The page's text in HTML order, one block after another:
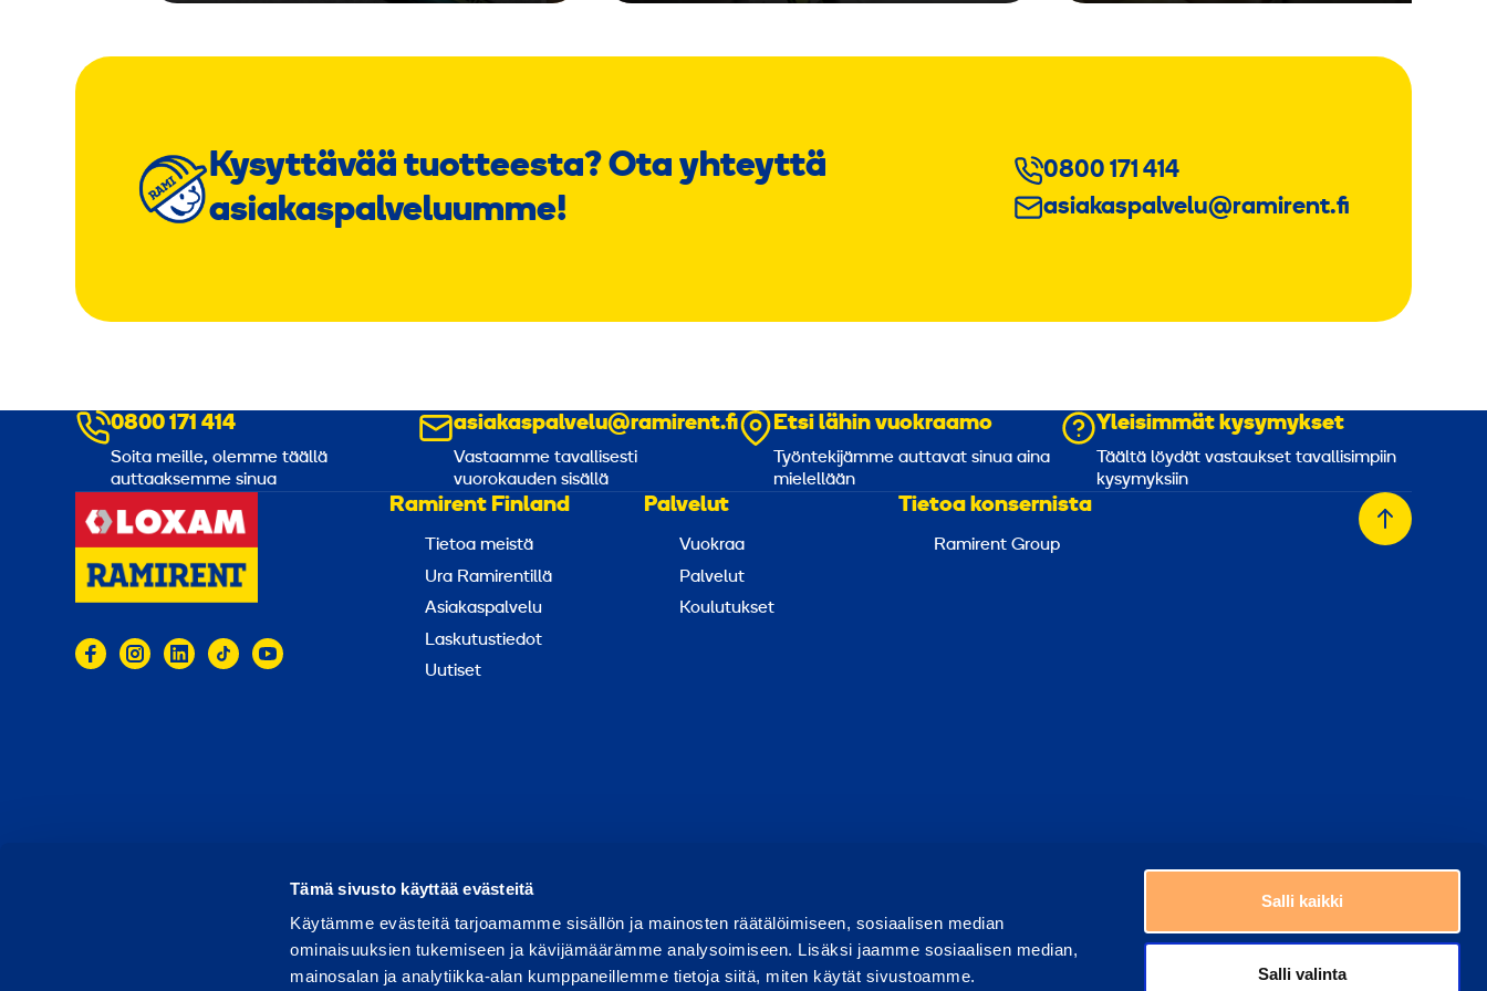
Tämä sivusto käyttää evästeitä
Käytämme evästeitä tarjoamamme sisällön ja mainosten räätälöimiseen, sosiaalisen median
ominaisuuksien tukemiseen ja kävijämäärämme analysoimiseen. Lisäksi jaamme sosiaalisen median,
mainosalan ja analytiikka-alan kumppaneillemme tietoja siitä, miten käytät sivustoamme.
Salli kaikki
Salli valinta
Kysyttävää tuotteesta? Ota yhteyttä
asiakaspalveluumme!
0800 171 414
asiakaspalvelu@ramirent.fi
0800 171 414
Soita meille, olemme täällä
auttaaksemme sinua
asiakaspalvelu@ramirent.fi
Vastaamme tavallisesti
vuorokauden sisällä
Etsi lähin vuokraamo
Työntekijämme auttavat sinua aina
mielellään
Yleisimmät kysymykset
Täältä löydät vastaukset tavallisimpiin
kysymyksiin
Ramirent Finland
Tietoa meistä
Ura Ramirentillä
Asiakaspalvelu
Laskutustiedot
Uutiset
Palvelut
Vuokraa
Palvelut
Koulutukset
Tietoa konsernista
Ramirent Group
Takaisin
Käyttöehdot Tietosuoja Raportoi väärinkäytöksestä